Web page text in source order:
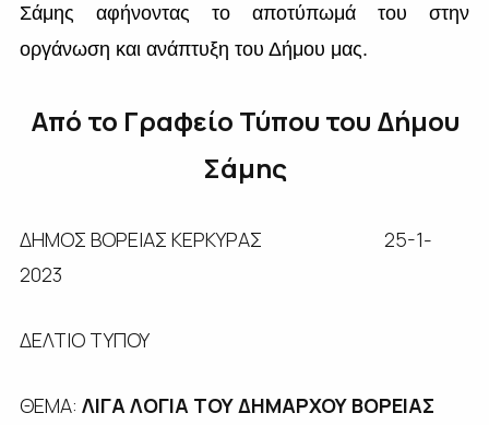
Σάμης αφήνοντας το αποτύπωμά του στην
οργάνωση και ανάπτυξη του Δήμου μας.
Από το Γραφείο Τύπου του Δήμου
Σάμης
ΔΗΜΟΣ ΒΟΡΕΙΑΣ ΚΕΡΚΥΡΑΣ 25-1-
2023
ΔΕΛΤΙΟ ΤΥΠΟΥ
ΘΕΜΑ: ΛΙΓΑ ΛΟΓΙΑ ΤΟΥ ΔΗΜΑΡΧΟΥ ΒΟΡΕΙΑΣ